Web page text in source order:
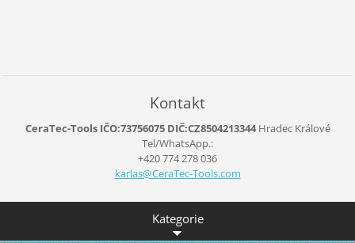
Kontakt
CeraTec-Tools IČO:73756075 DIČ:CZ8504213344Hradec Králové
Tel/WhatsApp.:
+420 774 278 036
karlas@CeraTec-Tools.com
Kategorie